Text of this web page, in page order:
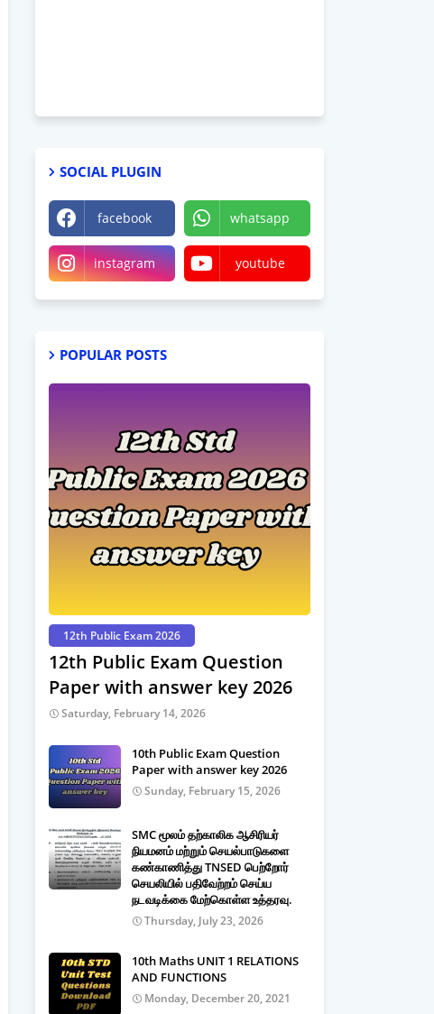
SOCIAL PLUGIN
facebook whatsapp
instagram youtube
POPULAR POSTS
12th Public Exam 2026
12th Public Exam Question
Paper with answer key 2026
Saturday, February 14, 2026
10th Public Exam Question
Paper with answer key 2026
Sunday, February 15, 2026
SMC மூலம் தற்காலிக ஆசிரியர்
நியமனம் மற்றும் செயல்பாடுகளை
கண்காணித்து TNSED பெற்றோர்
செயலியில் பதிவேற்றம் செய்ய
நடவடிக்கை மேற்கொள்ள உத்தரவு.
Thursday, July 23, 2026
10th Maths UNIT 1 RELATIONS
AND FUNCTIONS
Monday, December 20, 2021